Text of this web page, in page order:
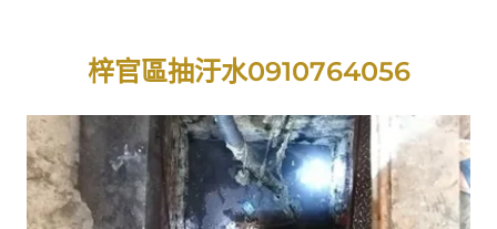
梓官區抽汙水0910764056